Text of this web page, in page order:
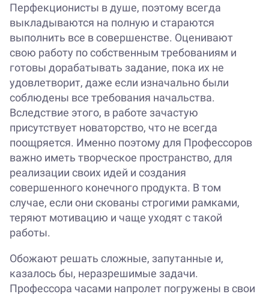
Перфекционисты в душе, поэтому всегда
выкладываются на полную и стараются
выполнить все в совершенстве. Оценивают
свою работу по собственным требованиям и
готовы дорабатывать задание, пока их не
удовлетворит, даже если изначально были
соблюдены все требования начальства.
Вследствие этого, в работе зачастую
присутствует новаторство, что не всегда
поощряется. Именно поэтому для Профессоров
важно иметь творческое пространство, для
реализации своих идей и создания
совершенного конечного продукта. В том
случае, если они скованы строгими рамками,
теряют мотивацию и чаще уходят с такой
работы.
Обожают решать сложные, запутанные и,
казалось бы, неразрешимые задачи.
Профессора часами напролет погружены в свои